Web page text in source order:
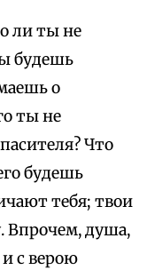
ли ты не
будешь
о
ты не
Что
будешь
тебя; твои
Впрочем, душа,
с верою